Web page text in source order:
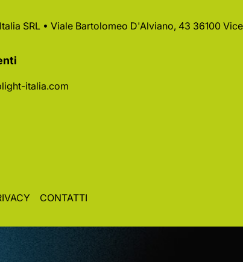
SRL • Viale Bartolomeo D'Alviano, 43 36100
italia.com
CONTATTI